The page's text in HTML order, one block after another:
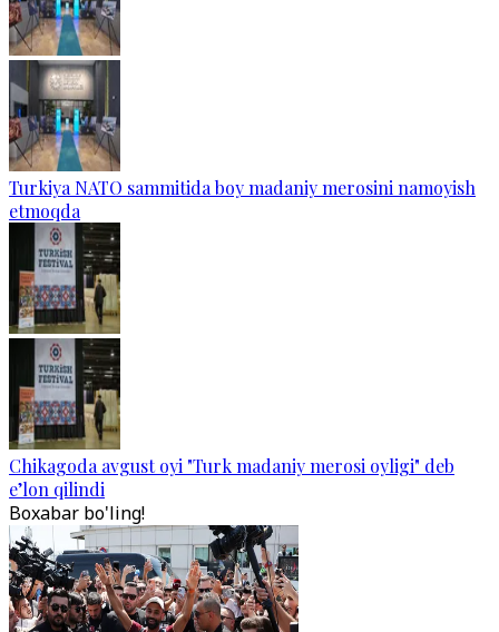
Turkiya NATO sammitida boy madaniy merosini namoyish
etmoqda
Chikagoda avgust oyi "Turk madaniy merosi oyligi" deb
e’lon qilindi
Boxabar bo'ling!